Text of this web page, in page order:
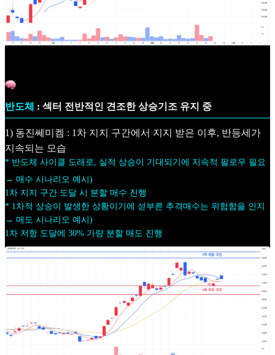
반도체 : 섹터 전반적인 견조한 상승기조 유지 중
1) 동진쎄미켐 : 1차 지지 구간에서 지지 받은 이후, 반등세가
지속되는 모습
* 반도체 사이클 도래로, 실적 상승이 기대되기에 지속적 팔로우 필요
→ 매수 시나리오 예시)
1차 지지 구간 도달 시 분할 매수 진행
* 1차적 상승이 발생한 상황이기에 섣부른 추격매수는 위험함을 인지
→ 매도 시나리오 예시)
1차 저항 도달에 30% 가량 분할 매도 진행